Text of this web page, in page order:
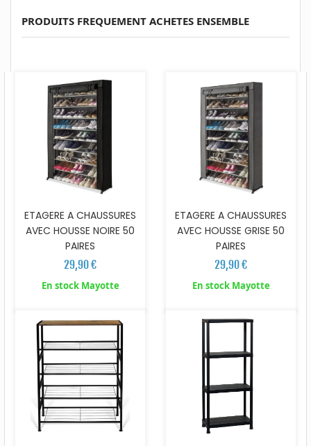
PRODUITS FREQUEMENT ACHETES ENSEMBLE
ETAGERE A CHAUSSURES
AVEC HOUSSE NOIRE 50
PAIRES
29,90 €
En stock Mayotte
ETAGERE A CHAUSSURES
AVEC HOUSSE GRISE 50
PAIRES
29,90 €
En stock Mayotte